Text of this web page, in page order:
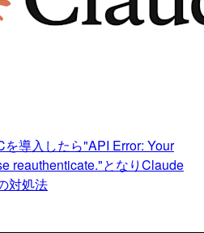
導入したら"API Error: Your
reauthenticate."となりClaude
対処法